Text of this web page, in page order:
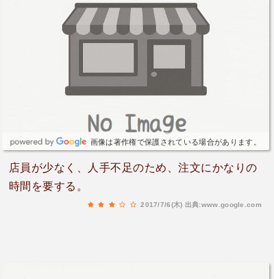
画像は著作権で保護されている場合があります。
店員が少なく、人手不足のため、注文にかなりの
時間を要する。
2017/7/6(木) 出典:www.google.com